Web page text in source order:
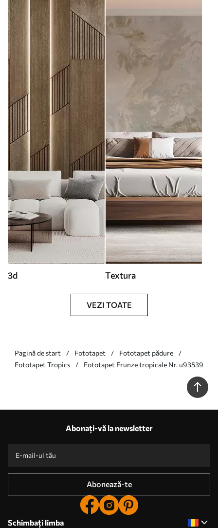
3d Textura
VEZI TOATE
Pagină de start Fototapet
Fototapet pădure
Fototapet Tropics
Fototapet Frunze tropicale Nr. u93539
Abonați-vă la newsletter
Abonează-te
Schimbați limba